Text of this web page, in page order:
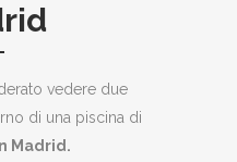
vedere due
di una piscina di
Madrid.